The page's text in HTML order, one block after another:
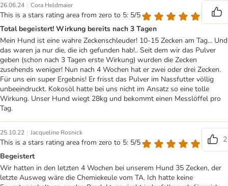
26.06.24 | Cora Heldmaier
This is a stars rating area from zero to 5: 5/5
Total begeistert! Wirkung bereits nach 3 Tagen
Mein Hund ist eine wahre Zeckenschleuder! 10-15 Zecken am Tag... Und
das waren ja nur die, die ich gefunden hab!.. Seit dem wir das Pulver
geben (schon nach 3 Tagen erste Wirkung) wurden die Zecken
zusehends weniger! Nun nach 4 Wochen hat er zwei oder drei Zecken.
Für uns ein super Ergebnis! Er frisst das Pulver im Nassfutter völlig
unbeeindruckt. Kokosöl hatte bei uns nicht im Ansatz so eine tolle
Wirkung. Unser Hund wiegt 28kg und bekommt einen Messlöffel pro
Tag.
25.10.22 | Jacqueline Rosnick
This is a stars rating area from zero to 5: 5/5
2
Begeistert
Wir hatten in den letzten 4 Wochen bei unserem Hund 35 Zecken, der
letzte Ausweg wäre die Chemiekeule vom TA. Ich hatte keine